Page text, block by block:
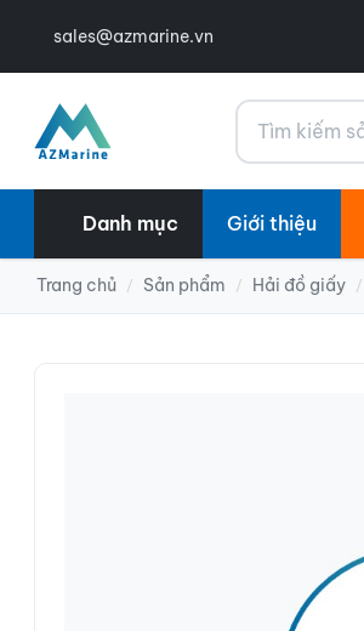
sales@azmarine.vn
Tìm kiếm
Danh mục Giới thiệu
Trang chủ / Sản phẩm / Hải đồ giấy /